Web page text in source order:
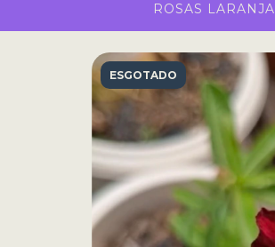
ROSAS LARANJA
ESGOTADO